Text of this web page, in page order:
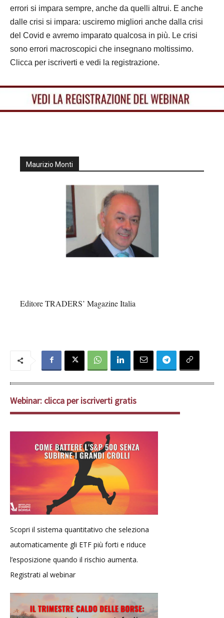
errori si impara sempre, anche da quelli altrui. E anche
dalle crisi si impara: usciremo migliori anche dalla crisi
del Covid e avremo imparato qualcosa in più. Le crisi
sono errori macroscopici che insegnano moltissimo.
Clicca per iscriverti e vedi la registrazione.
Maurizio Monti
Editore TRADERS’ Magazine Italia
Webinar: clicca per iscriverti gratis
Scopri il sistema quantitativo che seleziona
automaticamente gli ETF più forti e riduce
l’esposizione quando il rischio aumenta.
Registrati al webinar